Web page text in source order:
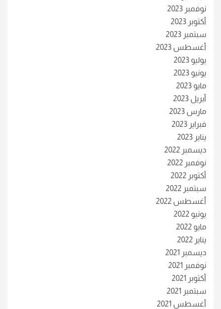
نوفمبر 2023
أكتوبر 2023
سبتمبر 2023
أغسطس 2023
يوليو 2023
يونيو 2023
مايو 2023
أبريل 2023
مارس 2023
فبراير 2023
يناير 2023
ديسمبر 2022
نوفمبر 2022
أكتوبر 2022
سبتمبر 2022
أغسطس 2022
يونيو 2022
مايو 2022
يناير 2022
ديسمبر 2021
نوفمبر 2021
أكتوبر 2021
سبتمبر 2021
أغسطس 2021